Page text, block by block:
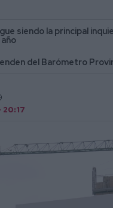
siendo la principal
del Barómetro